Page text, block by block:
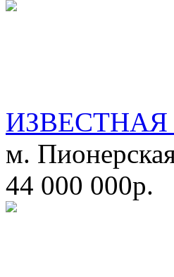
м.
44 000 000р.